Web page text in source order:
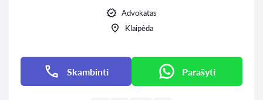
Advokatas
Klaipėda
Skambinti Parašyti